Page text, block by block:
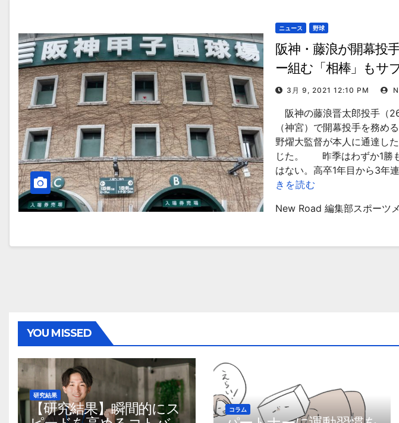
ニュース 野球
阪神・藤浪が開幕投
ー組む「相棒」もサ
性が3月 9, 2021 12:10 PM
阪神の藤浪晋太郎投手（
（神宮）で開幕投手を務め
野燿大監督が本人に通達し
じた。 昨季はわずか1勝
はない。高卒1年目から3年
きを読む
New Road 編集部スポーツ
YOU MISSED
研究結果
【研究結果】瞬間的にス
コラム